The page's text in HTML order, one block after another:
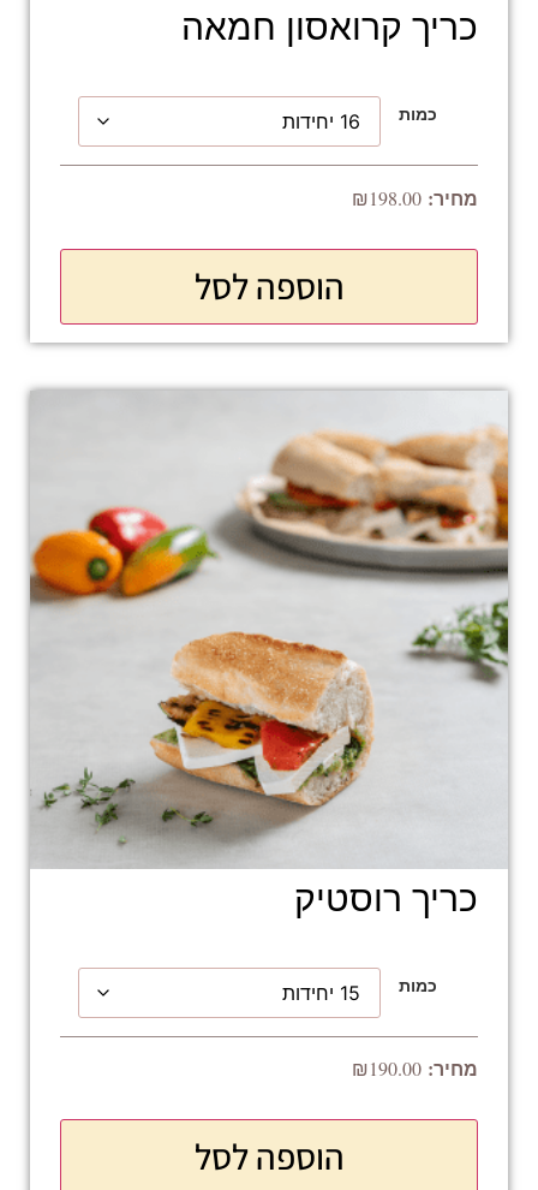
כריך קרואסון חמאה
כמות
₪198.00
הוספה לסל
כריך רוסטיק
כמות
₪190.00
הוספה לסל